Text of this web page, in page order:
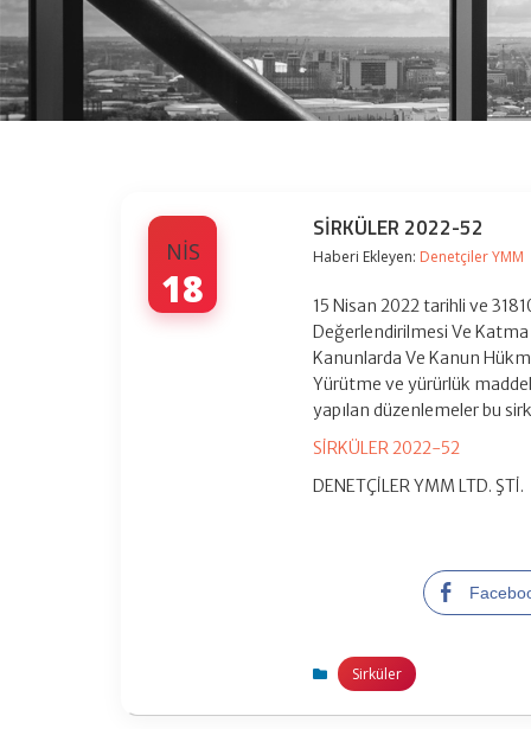
NIS
18
SİRKÜLER 2022-52
Haberi Ekleyen: Denetçiler YMM
15 Nisan 2022 tarihli ve
Değerlendirilmesi Ve Katma
Kanunlarda Ve Kanun
Yürütme ve yürürlük
yapılan düzenlemeler bu
SİRKÜLER 2022-52
DENETÇİLER YMM LTD. ŞTİ.
Sirküler